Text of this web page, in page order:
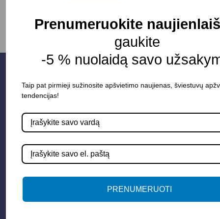
Parduotuvė
Apšvietimo sistemos
Prenumeruokite
gaukite
-5 % nuolaidą savo
Taip pat pirmieji sužinosite apšvietimo naujienas, šviestuvų
tendencijas!
PRENUMERUOTI